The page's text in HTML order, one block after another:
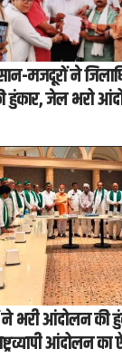
मजदूरों ने
हुंकार, जेल भरो
ने भरी आंदोलन की
आंदोलन